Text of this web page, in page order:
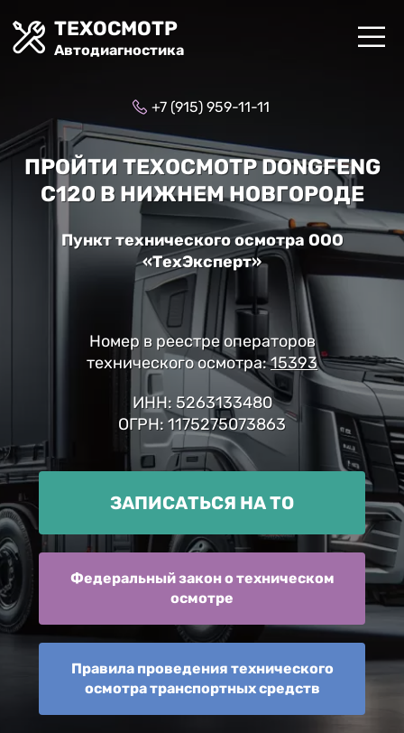
ТЕХОСМОТР
Автодиагностика
+7 (915) 959-11-11
ПРОЙТИ ТЕХОСМОТР DONGFENG
C120 В НИЖНЕМ НОВГОРОДЕ
Пункт технического осмотра ООО
«ТехЭксперт»
Номер в реестре операторов
технического осмотра:15393
ИНН: 5263133480
ОГРН: 1175275073863
ЗАПИСАТЬСЯ НА ТО
Федеральный закон о техническом
осмотре
Правила проведения технического
осмотра транспортных средств